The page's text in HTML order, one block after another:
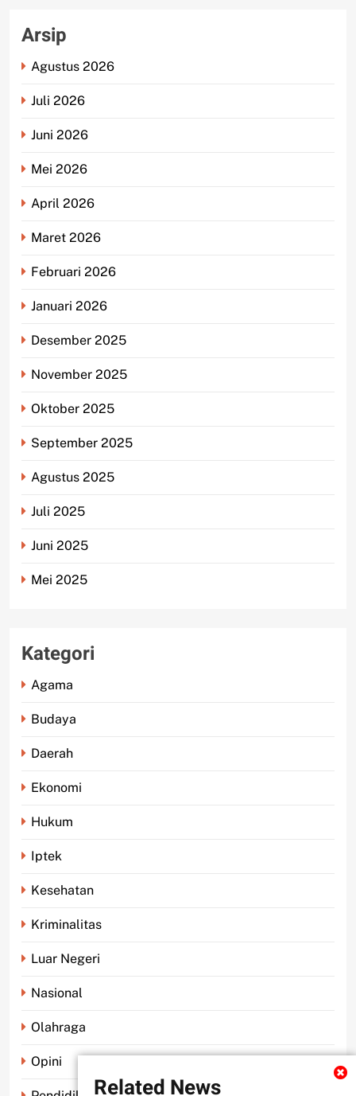
Related News
Arsip
Agustus 2026
Juli 2026
Juni 2026
Mei 2026
April 2026
Maret 2026
Februari 2026
Januari 2026
Desember 2025
November 2025
Oktober 2025
September 2025
Agustus 2025
Juli 2025
Juni 2025
Mei 2025
Kategori
Agama
Budaya
Daerah
Ekonomi
Hukum
Iptek
Kesehatan
Kriminalitas
Luar Negeri
Nasional
Olahraga
Opini